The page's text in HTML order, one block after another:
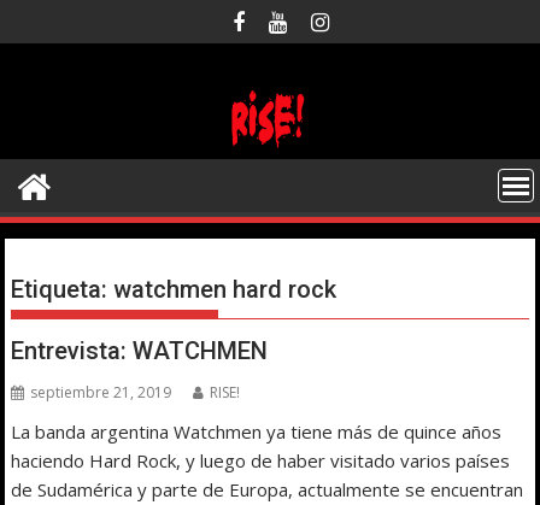
al
Etiqueta:watchmen hard rock
Entrevista: WATCHMEN
septiembre 21, 2019 RISE!
La banda argentina Watchmen ya tiene más de quince años
haciendo Hard Rock, y luego de haber visitado varios países
de Sudamérica y parte de Europa, actualmente se encuentran